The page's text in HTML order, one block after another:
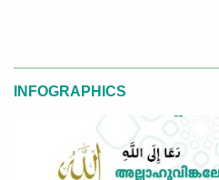
INFOGRAPHICS